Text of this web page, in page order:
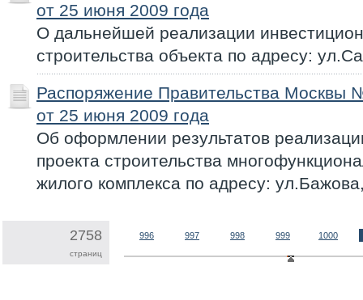
от 25 июня 2009 года
О дальнейшей реализации
строительства объекта по адресу:
Распоряжение Правительства Москвы
от 25 июня 2009 года
Об оформлении результатов
проекта строительства
жилого комплекса по адресу:
2758
страниц
996 997 998 999 1000